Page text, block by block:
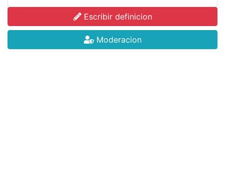
Escribir definicion
Moderacion